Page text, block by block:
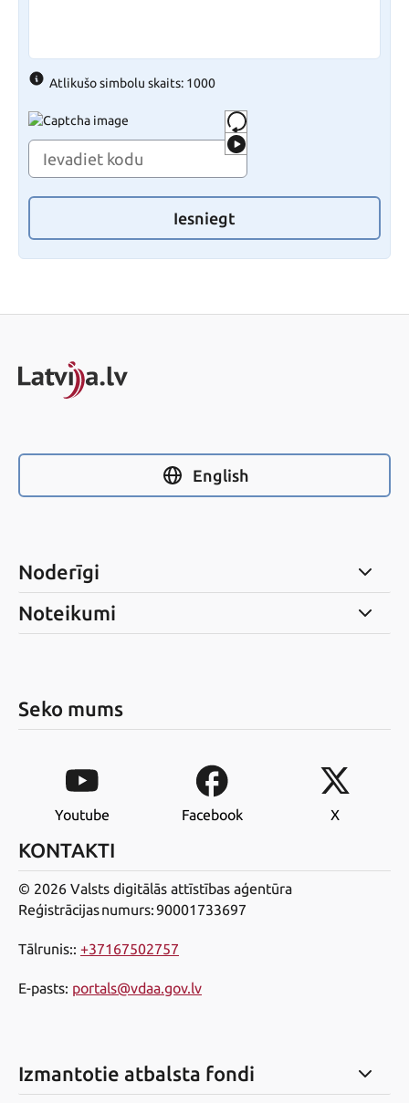
Atlikušo simbolu skaits: 1000
Iesniegt
English
Noderīgi
Noteikumi
Seko mums
Youtube Facebook X
KONTAKTI
© 2026 Valsts digitālās attīstības aģentūra
Reģistrācijas numurs: 90001733697
Tālrunis:: +37167502757
E-pasts: portals@vdaa.gov.lv
Izmantotie atbalsta fondi